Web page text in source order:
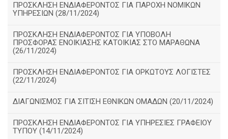
ΠΡΟΣΚΛΗΣΗ ΕΝΔΙΑΦΕΡΟΝΤΟΣ ΓΙΑ ΠΑΡΟΧΗ ΝΟΜΙΚΩΝ
ΥΠΗΡΕΣΙΩΝ (28/11/2024)
ΠΡΟΣΚΛΗΣΗ ΕΝΔΙΑΦΕΡΟΝΤΟΣ ΓΙΑ ΥΠΟΒΟΛΗ
ΠΡΟΣΦΟΡΑΣ ΕΝΟΙΚΙΑΣΗΣ ΚΑΤΟΙΚΙΑΣ ΣΤΟ ΜΑΡΑΘΩΝΑ
(26/11/2024)
ΠΡΟΣΚΛΗΣΗ ΕΝΔΙΑΦΕΡΟΝΤΟΣ ΓΙΑ ΟΡΚΩΤΟΥΣ ΛΟΓΙΣΤΕΣ
(22/11/2024)
ΔΙΑΓΩΝΙΣΜΟΣ ΓΙΑ ΣΙΤΙΣΗ ΕΘΝΙΚΩΝ ΟΜΑΔΩΝ (20/11/2024)
ΠΡΟΣΚΛΗΣΗ ΕΝΔΙΑΦΕΡΟΝΤΟΣ ΓΙΑ ΥΠΗΡΕΣΙΕΣ ΓΡΑΦΕΙΟΥ
ΤΥΠΟΥ (14/11/2024)